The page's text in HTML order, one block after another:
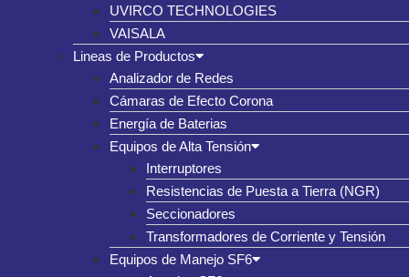
UVIRCO TECHNOLOGIES
VAISALA
Lineas de Productos
Analizador de Redes
Cámaras de Efecto Corona
Energía de Baterias
Equipos de Alta Tensión
Interruptores
Resistencias de Puesta a Tierra (NGR)
Seccionadores
Transformadores de Corriente y Tensión
Equipos de Manejo SF6